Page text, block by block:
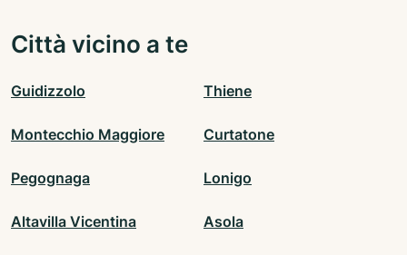
Città vicino a te
Guidizzolo Thiene
Montecchio Maggiore Curtatone
Pegognaga Lonigo
Altavilla Vicentina Asola